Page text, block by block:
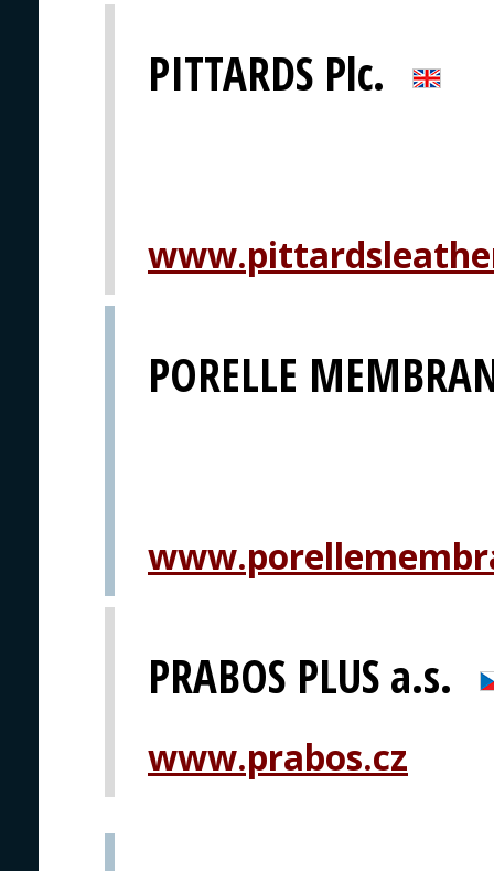
PITTARDS Plc.
PORELLE
PRABOS PLUS a.s.
www.prabos.cz